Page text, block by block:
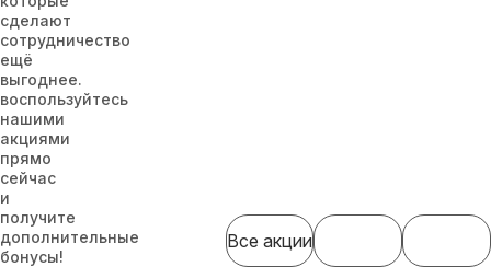
сделают
сотрудничество
ещё
выгоднее.
воспользуйтесь
нашими
акциями
прямо
сейчас
и
получите
дополнительные
бонусы!
Все акции